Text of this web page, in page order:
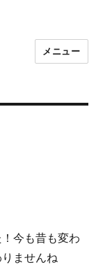
メニュー
今も昔も変わ
ませんね